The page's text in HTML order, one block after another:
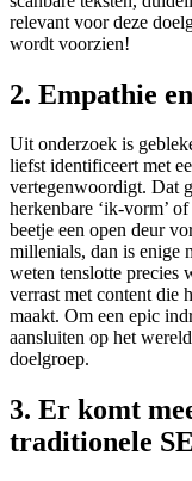
relevant voor deze
wordt voorzien!
2. Empathie
Uit onderzoek is
liefst identificeert met
vertegenwoordigt. Dat
herkenbare ‘ik-vorm’
beetje een open deur
millenials, dan is enige
weten tenslotte precies
verrast met content die
maakt. Om een epic
aansluiten op het
doelgroep.
3. Er komt
traditionele